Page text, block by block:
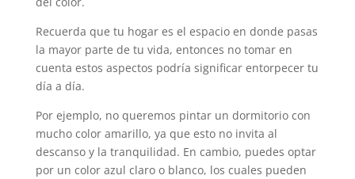
Recuerda que tu hogar es el espacio en donde pasas
la mayor parte de tu vida, entonces no tomar en
cuenta estos aspectos podría significar entorpecer tu
día a día.
Por ejemplo, no queremos pintar un dormitorio con
mucho color amarillo, ya que esto no invita al
descanso y la tranquilidad. En cambio, puedes optar
por un color azul claro o blanco, los cuales pueden